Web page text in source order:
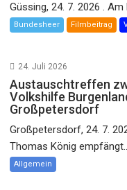
Güssing, 24. 7. 2026 . Am
Bundesheer Filmbeitrag
24. Juli 2026
Austauschtreffen
Volkshilfe
Großpetersdorf
Großpetersdorf, 24. 7.
Thomas König
Allgemein